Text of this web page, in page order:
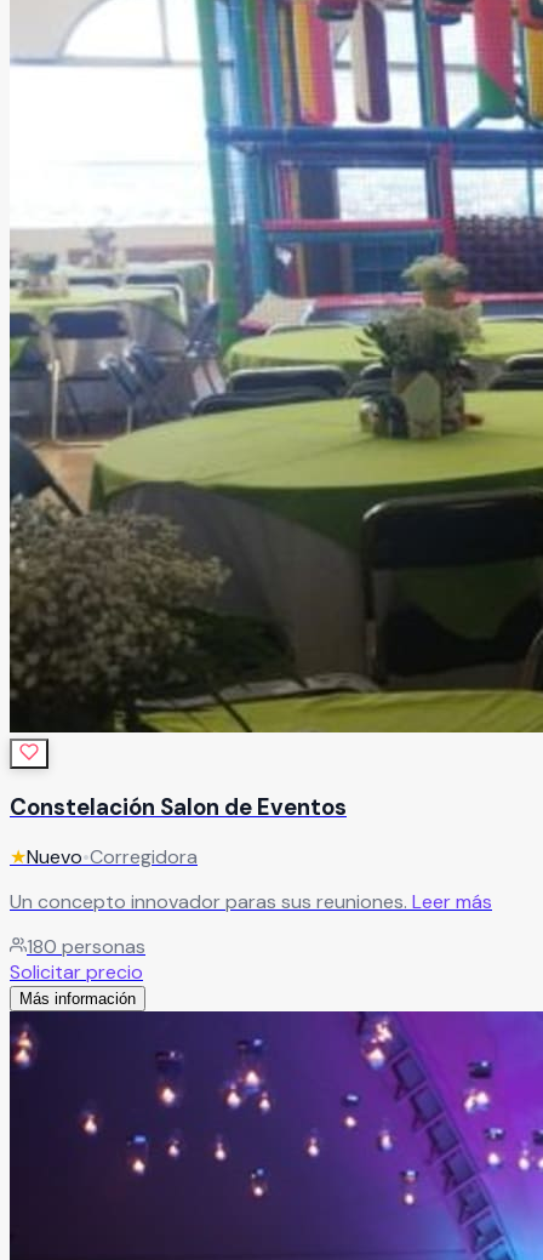
Constelación Salon de Eventos
★Nuevo•Corregidora
Un concepto innovador paras sus reuniones. Leer más
180 personas
Solicitar precio
Más información